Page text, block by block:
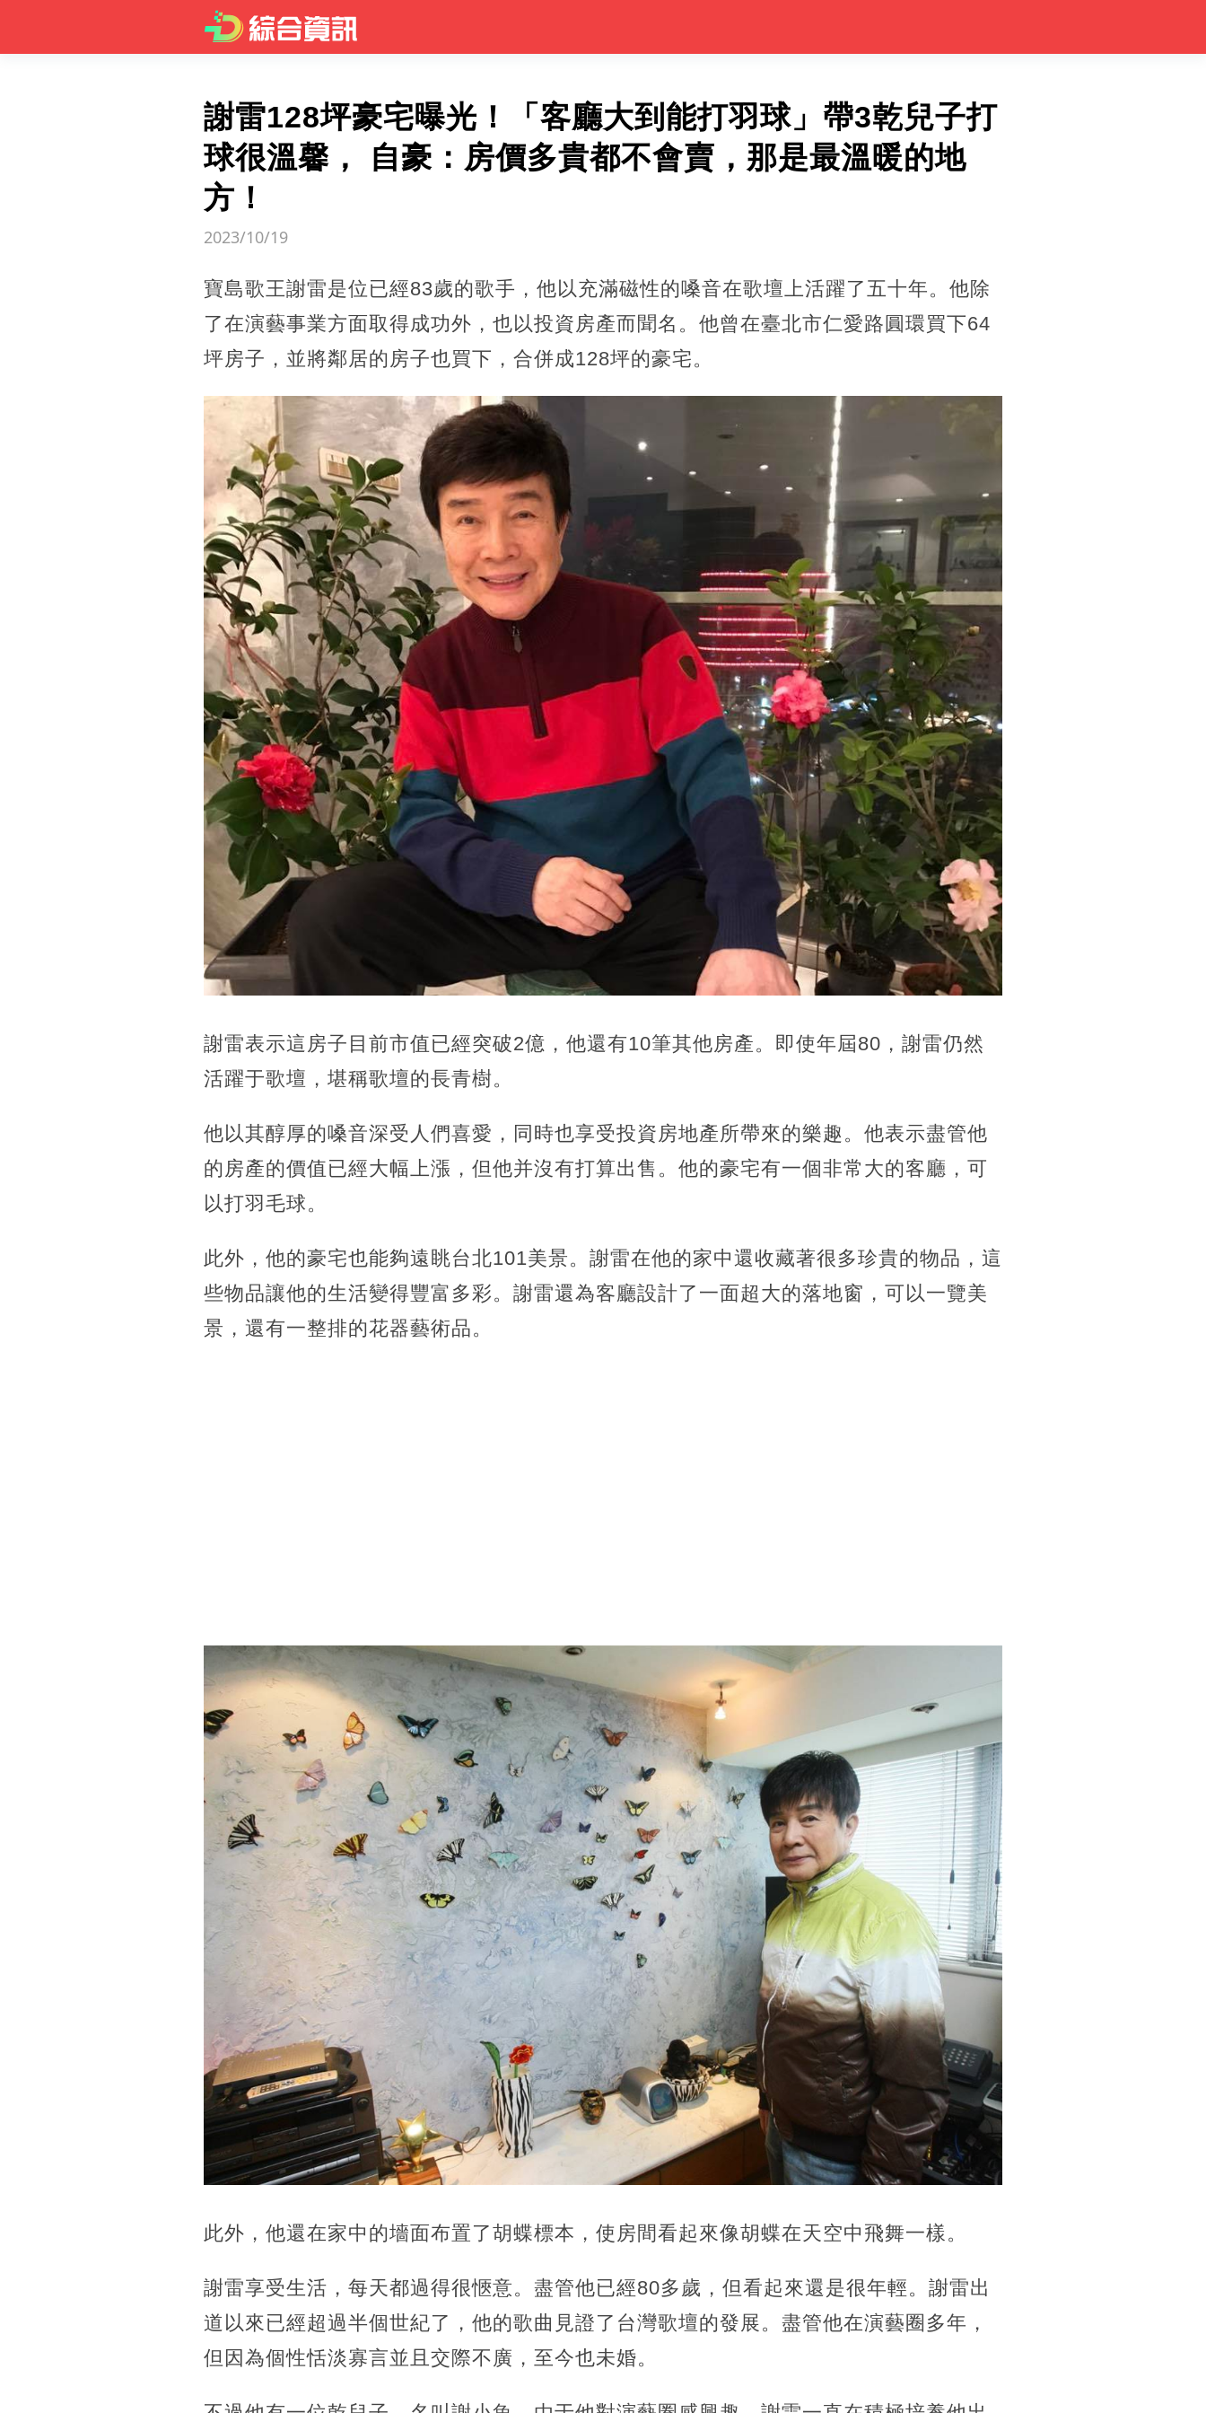
謝雷128坪豪宅曝光！「客廳大到能打羽球」帶3乾兒子打
球很溫馨， 自豪：房價多貴都不會賣，那是最溫暖的地
方！
2023/10/19
寶島歌王謝雷是位已經83歲的歌手，他以充滿磁性的嗓音在歌壇上活躍了五十年。他除
了在演藝事業方面取得成功外，也以投資房產而聞名。他曾在臺北市仁愛路圓環買下64
坪房子，並將鄰居的房子也買下，合併成128坪的豪宅。
謝雷表示這房子目前市值已經突破2億， 他還有10筆其他房產。即使年屆80，謝雷仍然
活躍于歌壇，堪稱歌壇的長青樹。
他以其醇厚的嗓音深受人們喜愛，同時也享受投資房地產所帶來的樂趣。他表示盡管他
的房產的價值已經大幅上漲， 但他并沒有打算出售。他的豪宅有一個非常大的客廳，可
以打羽毛球。
此外，他的豪宅也能夠遠眺台北101美景。謝雷在他的家中還收藏著很多珍貴的物品，這
些物品讓他的生活變得豐富多彩。謝雷還為客廳設計了一面超大的落地窗，可以一覽美
景，還有一整排的花器藝術品。
此外，他還在家中的墻面布置了胡蝶標本，使房間看起來像胡蝶在天空中飛舞一樣。
謝雷享受生活，每天都過得很愜意。盡管他已經80多歲，但看起來還是很年輕。謝雷出
道以來已經超過半個世紀了，他的歌曲見證了台灣歌壇的發展。盡管他在演藝圈多年，
但因為個性恬淡寡言並且交際不廣，至今也未婚。